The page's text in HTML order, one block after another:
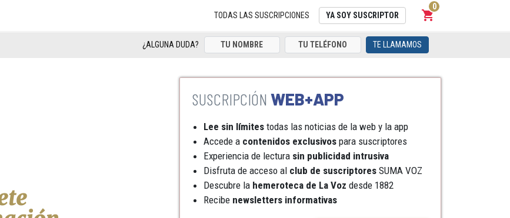
TODAS LAS SUSCRIPCIONES YA SOY SUSCRIPTOR shopping_cart
Carrito
0
¿ALGUNA DUDA? TE LLAMAMOS
WEB+APP
Lee sin límitestodas las noticias de la web y la app
Accede acontenidos exclusivospara suscriptores
Experiencia de lecturasin publicidad intrusiva
Disfruta de acceso alclub de suscriptoresSUMA VOZ
Descubre lahemerotecade La Voz desde 1882
Recibe newsletters informativas